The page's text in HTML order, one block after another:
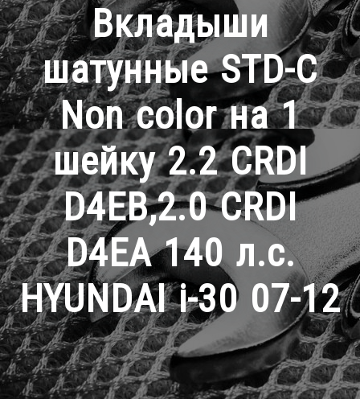
Вкладыши
шатунные STD-C
Non color на 1
шейку 2.2 CRDI
D4EB,2.0 CRDI
D4EA 140 л.с.
HYUNDAI i-30 07-12